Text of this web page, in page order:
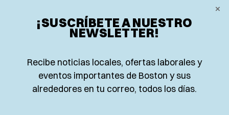
×
¡SUSCRÍBETE A NUESTRO
NEWSLETTER!
Recibe noticias locales, ofertas laborales y
eventos importantes de Boston y sus
alrededores en tu correo, todos los días.
Real Estate
Guía de Recursos
Edición impresa
Advertise with us